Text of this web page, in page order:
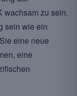
wachsam zu sein.
sein wie ein
eine neue
eine